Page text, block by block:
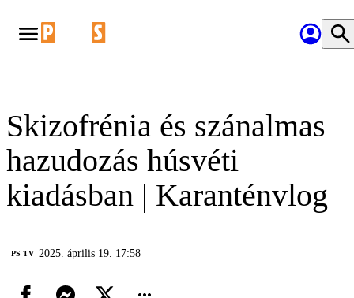
Skizofrénia és szánalmas
hazudozás húsvéti
kiadásban | Karanténvlog
PS TV 2025. április 19. 17:58